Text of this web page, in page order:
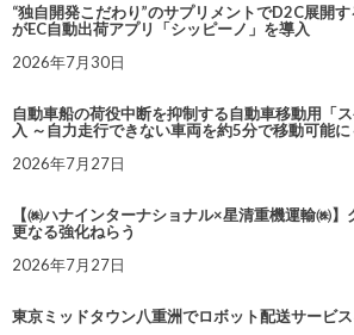
“独自開発こだわり”のサプリメントでD2C展開す
がEC自動出荷アプリ「シッピーノ」を導入
2026年7月30日
自動車船の荷役中断を抑制する自動車移動用「
入 ～自力走行できない車両を約5分で移動可能に
2026年7月27日
【㈱ハナインターナショナル×星清重機運輸㈱
更なる強化ねらう
2026年7月27日
東京ミッドタウン八重洲でロボット配送サービ